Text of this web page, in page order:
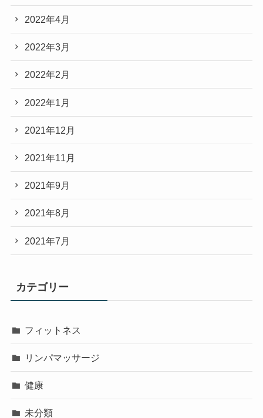
2022年4月
2022年3月
2022年2月
2022年1月
2021年12月
2021年11月
2021年9月
2021年8月
2021年7月
カテゴリー
フィットネス
リンパマッサージ
健康
未分類